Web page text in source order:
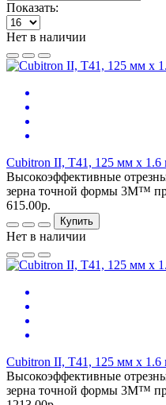
Показать:
Нет в наличии
Cubitron II, T41, 125 мм х
Высокоэффективные
зерна точной формы 3М™
615.00р.
Купить
Нет в наличии
Cubitron II, T41, 125 мм х
Высокоэффективные
зерна точной формы 3М™